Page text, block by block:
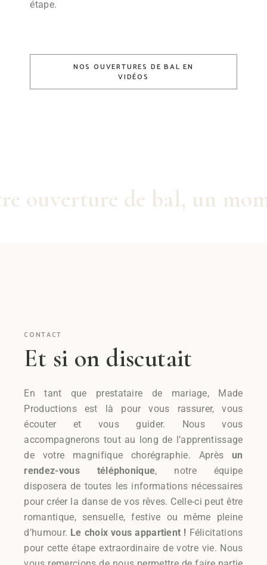
étape.
NOS OUVERTURES DE BAL EN
VIDÉOS
ouverture de bal, un
CONTACT
Et si on discutait
En tant que prestataire de mariage, Made
Productions est là pour vous rassurer, vous
écouter et vous guider. Nous vous
accompagnerons tout au long de l’apprentissage
de votre magnifique chorégraphie. Aprèsun
rendez-vous téléphonique, notre équipe
disposera de toutes les informations nécessaires
pour créer la danse de vos rêves. Celle-ci peut être
romantique, sensuelle, festive ou même pleine
d’humour. Le choix vous appartient ! Félicitations
pour cette étape extraordinaire de votre vie. Nous